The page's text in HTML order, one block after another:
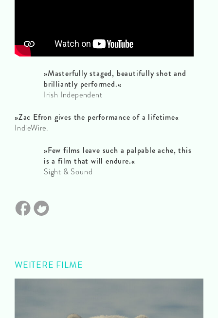
»Masterfully staged, beautifully shot and
brilliantly performed.«
Irish Independent
»Zac Efron gives the performance of a lifetime«
IndieWire.
»Few films leave such a palpable ache, this
is a film that will endure.«
Sight & Sound
WEITERE FILME